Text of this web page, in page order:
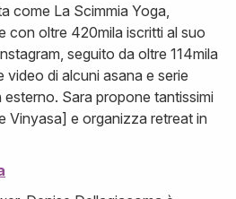
come La Scimmia Yoga,
con oltre 420mila iscritti al suo
seguito da oltre 114mila
di alcuni asana e serie
Sara propone tantissimi
Vinyasa] e organizza retreat in